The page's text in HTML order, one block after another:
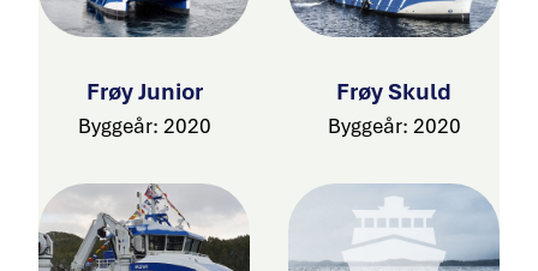
Frøy Junior
Byggeår: 2020
Frøy Skuld
Byggeår: 2020